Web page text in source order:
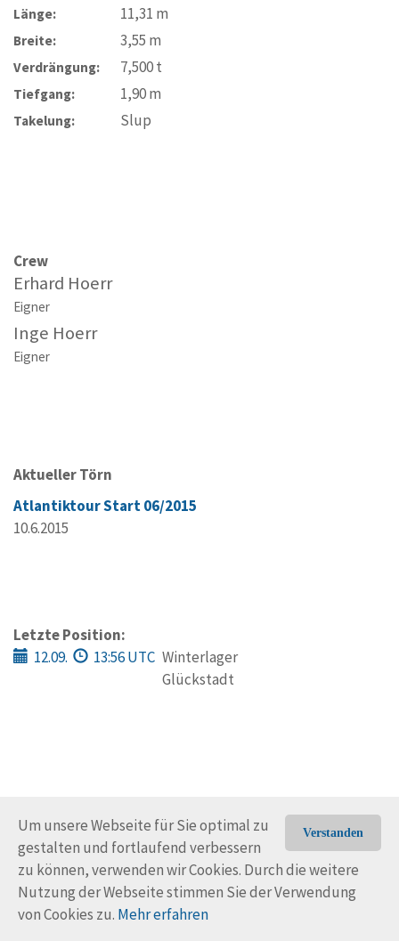
Verstanden
Um unsere Webseite für Sie optimal zu
gestalten und fortlaufend verbessern
zu können, verwenden wir Cookies. Durch die weitere
Nutzung der Webseite stimmen Sie der Verwendung
von Cookies zu. Mehr erfahren
Länge: 11,31 m
Breite: 3,55 m
Verdrängung: 7,500t
Tiefgang: 1,90m
Takelung: Slup
Crew
Erhard Hoerr
Eigner
Inge Hoerr
Eigner
Aktueller Törn
Atlantiktour Start 06/2015
10.6.2015
Letzte Position:
12.09.
13:56 UTC Winterlager
Glückstadt
© Trans-Ocean e.V. 2010-2026 Impressum
Nutzungsbedingungen
Rechtliche Hinweise